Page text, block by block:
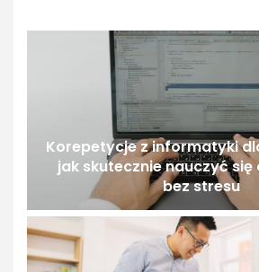
Korepetycje z informatyki
jak skutecznie nauczyć
bez stresu